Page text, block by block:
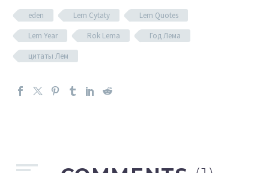
eden Lem Cytaty
Lem Quotes
Lem Year
Rok Lema
Год Лема
цитаты Лем